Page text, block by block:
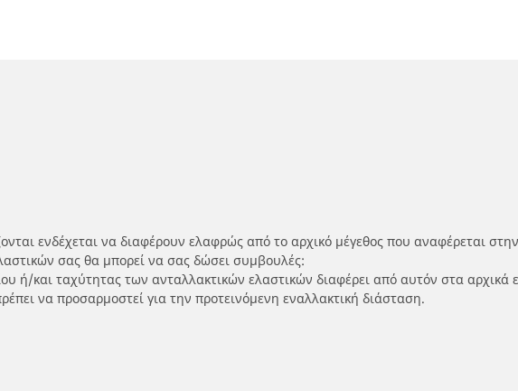
ενδέχεται να διαφέρουν ελαφρώς από το αρχικό μέγεθος που αναφέρεται
σας θα μπορεί να σας δώσει συμβουλές:
ή/και ταχύτητας των ανταλλακτικών ελαστικών διαφέρει από αυτόν στα αρχικά
να προσαρμοστεί για την προτεινόμενη εναλλακτική διάσταση.